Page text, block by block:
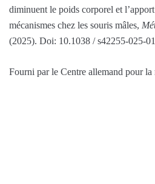
diminuent le poids corporel et
mécanismes chez les souris mâles,
(2025). Doi: 10.1038 / s42255-025-
Fourni par le Centre allemand pour la